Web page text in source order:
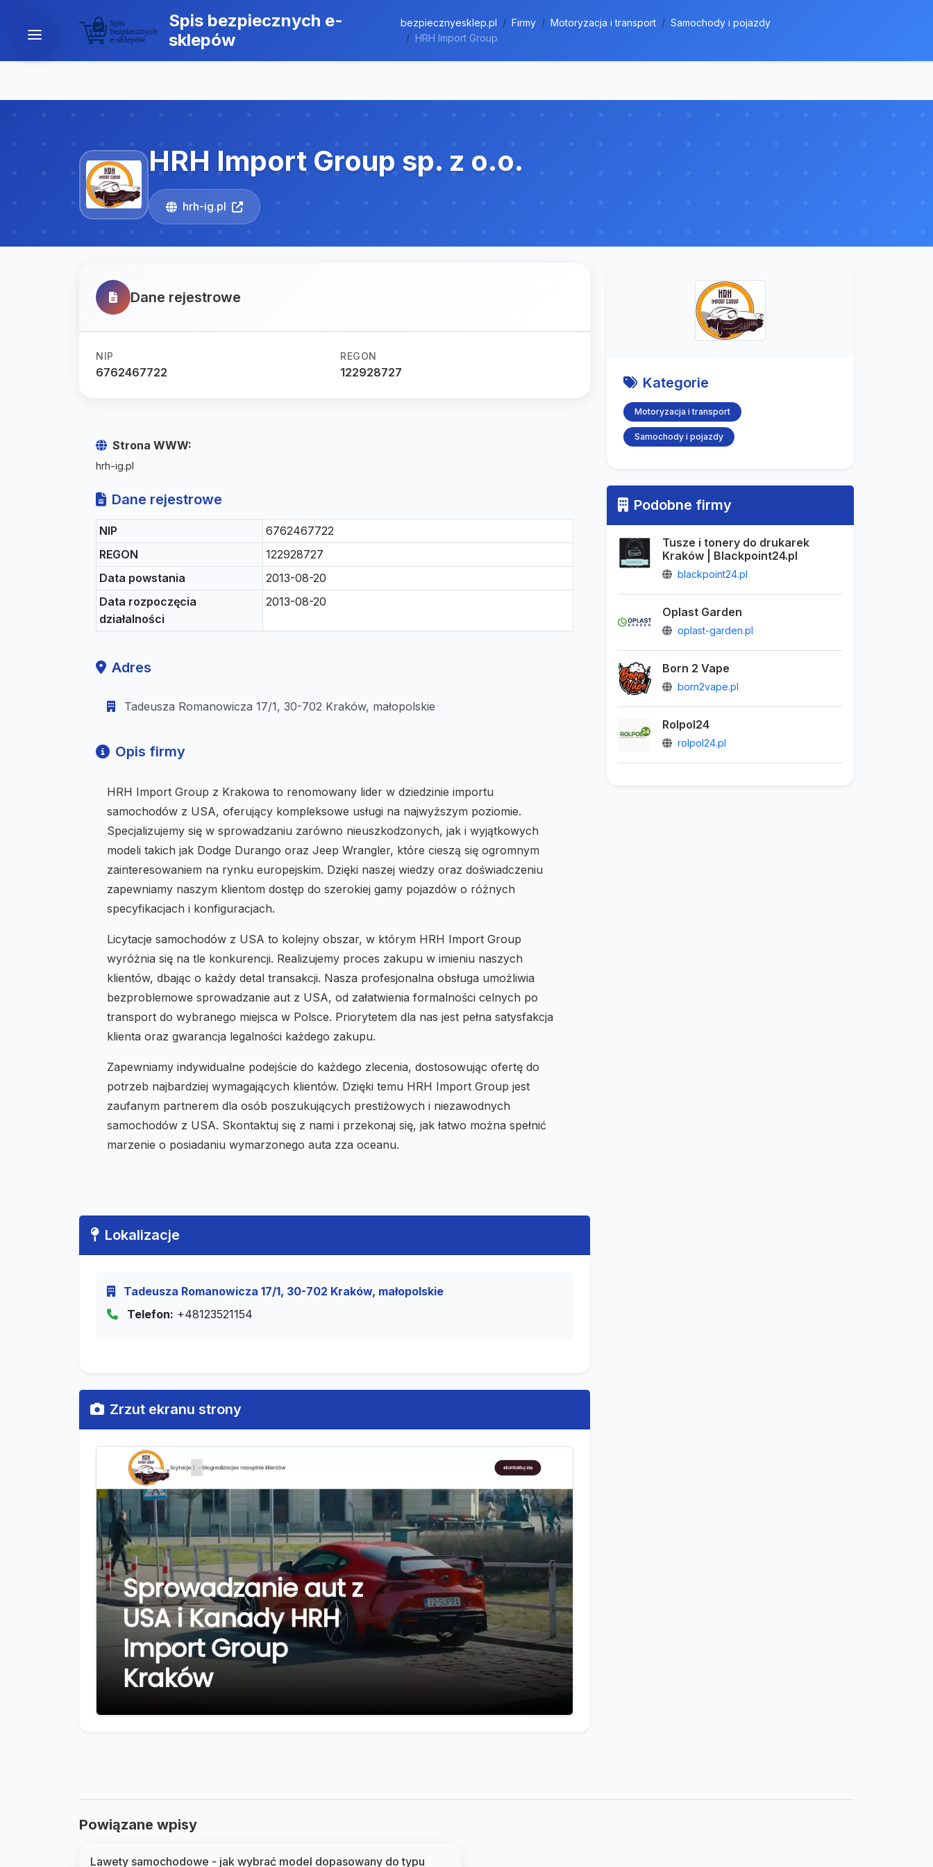
Spis bezpiecznych e-
sklepów
bezpiecznyesklep.pl Firmy Motoryzacja i transport
Samochody i pojazdy
HRH Import Group
HRH Import Group sp. z o.o.
hrh-ig.pl
Dane rejestrowe
NIP
6762467722
REGON
122928727
Strona WWW:
hrh-ig.pl
Dane rejestrowe
NIP
6762467722
REGON
122928727
Data powstania
2013-08-20
Data rozpoczęcia
działalności
2013-08-20
Adres
Tadeusza Romanowicza 17/1, 30-702 Kraków, małopolskie
Opis firmy
HRH Import Group z Krakowa to renomowany lider w dziedzinie importu
samochodów z USA, oferujący kompleksowe usługi na najwyższym poziomie.
Specjalizujemy się w sprowadzaniu zarówno nieuszkodzonych, jak i wyjątkowych
modeli takich jak Dodge Durango oraz Jeep Wrangler, które cieszą się ogromnym
zainteresowaniem na rynku europejskim. Dzięki naszej wiedzy oraz doświadczeniu
zapewniamy naszym klientom dostęp do szerokiej gamy pojazdów o różnych
specyfikacjach i konfiguracjach.
Licytacje samochodów z USA to kolejny obszar, w którym HRH Import Group
wyróżnia się na tle konkurencji. Realizujemy proces zakupu w imieniu naszych
klientów, dbając o każdy detal transakcji. Nasza profesjonalna obsługa umożliwia
bezproblemowe sprowadzanie aut z USA, od załatwienia formalności celnych po
transport do wybranego miejsca w Polsce. Priorytetem dla nas jest pełna satysfakcja
klienta oraz gwarancja legalności każdego zakupu.
Zapewniamy indywidualne podejście do każdego zlecenia, dostosowując ofertę do
potrzeb najbardziej wymagających klientów. Dzięki temu HRH Import Group jest
zaufanym partnerem dla osób poszukujących prestiżowych i niezawodnych
samochodów z USA. Skontaktuj się z nami i przekonaj się, jak łatwo można spełnić
marzenie o posiadaniu wymarzonego auta zza oceanu.
Lokalizacje
Tadeusza Romanowicza 17/1, 30-702 Kraków, małopolskie
Telefon: +48123521154
Zrzut ekranu strony
Kategorie
Motoryzacja i transport
Samochody i pojazdy
Podobne firmy
Tusze i tonery do drukarek
Kraków | Blackpoint24.pl
blackpoint24.pl
Oplast Garden
oplast-garden.pl
Born 2 Vape
born2vape.pl
Rolpol24
rolpol24.pl
Powiązane wpisy
Lawety samochodowe - jak wybrać model dopasowany do typu